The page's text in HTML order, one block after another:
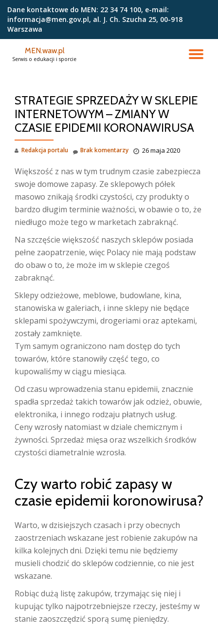
Przejdź
Dane kontaktowe do MEN: 22 34 74 100, e-mail:
informacja@men.gov.pl, al. J. Ch. Szucha 25, 00-918
Warszawa
MEN.waw.pl
Serwis o edukacji i sporcie
STRATEGIE SPRZEDAŻY W SKLEPIE
INTERNETOWYM – ZMIANY W
CZASIE EPIDEMII KORONAWIRUSA
Redakcja portalu 26 maja 2020
Brak komentarzy
Większość z nas w tym trudnym czasie zabezpiecza
swoje domowe zapasy. Ze sklepowych półek
masowo znikają środki czystości, czy produkty o
bardzo długim terminie ważności, w obawie o to, że
niedługo może tego w marketach zabraknąć.
Na szczęście większość naszych sklepów posiada
pełne zaopatrzenie, więc Polacy nie mają podstaw
do obaw o to, że może im w sklepie czegoś
zabraknąć.
Sklepy odzieżowe, meblowe, budowlane, kina,
stanowiska w galeriach, i inne sklepy nie będące
sklepami spożywczymi, drogeriami oraz aptekami,
zostały zamknięte.
Tym samym ograniczono nam dostęp do tych
towarów, które stanowiły część tego, co
kupowaliśmy w ciągu miesiąca.
Od czasu wprowadzenia stanu epidemii, znacznie
spadła sprzedaż takich towarów jak odzież, obuwie,
elektronika, i innego rodzaju płatnych usług.
Ceny wzrosły natomiast w dziale chemicznym i
żywności. Sprzedaż mięsa oraz wszelkich środków
czystości diametralnie wzrosła.
Czy warto robić zapasy w
czasie epidemii koronowirusa?
Warto, w dzisiejszych czasach i przy obecnych
zaostrzeniach wskazane jest robienie zakupów na
kilka kolejnych dni. Dzięki temu nie będziemy
musieli chodzić do sklepów codziennie, co nie jest
wskazane.
Robiąc dużą listę zakupów, trzymając się niej i
kupując tylko najpotrzebniejsze rzeczy, jesteśmy w
stanie zaoszczędzić sporą sumę pieniędzy.